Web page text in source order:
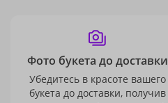
Фото букета до доставки
Убедитесь в красоте вашего
букета до доставки, получив